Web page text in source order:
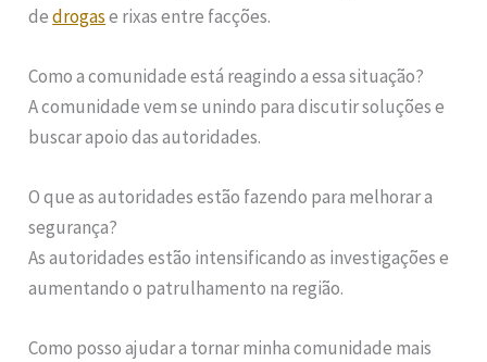
dedrogase rixas entre facções.
Como a comunidade está reagindo a essa situação?
A comunidade vem se unindo para discutir soluções e
buscar apoio das autoridades.
O que as autoridades estão fazendo para melhorar a
segurança?
As autoridades estão intensificando as investigações e
aumentando o patrulhamento na região.
Como posso ajudar a tornar minha comunidade mais